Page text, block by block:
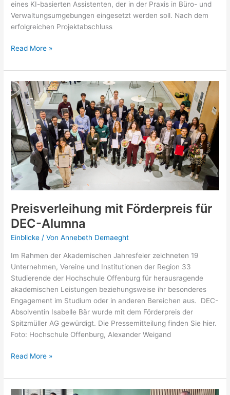
eines KI-basierten Assistenten, der in der Praxis in Büro- und
Verwaltungsumgebungen eingesetzt werden soll. Nach dem
erfolgreichen Projektabschluss
Erfolgreicher
Dank
DEC-
Studierende
Read More »
Preisverleihung mit Förderpreis für
DEC-Alumna
Einblicke / VonAnnebeth Demaeght
Im Rahmen der Akademischen Jahresfeier zeichneten 19
Unternehmen, Vereine und Institutionen der Region 33
Studierende der Hochschule Offenburg für herausragende
akademischen Leistungen beziehungsweise ihr besonderes
Engagement im Studium oder in anderen Bereichen aus. DEC-
Absolventin Isabelle Bär wurde mit dem Förderpreis der
Spitzmüller AG gewürdigt. Die Pressemitteilung finden Sie hier.
Foto: Hochschule Offenburg, Alexander Weigand
Preisverleihung
Förderpreis
für
Read More »